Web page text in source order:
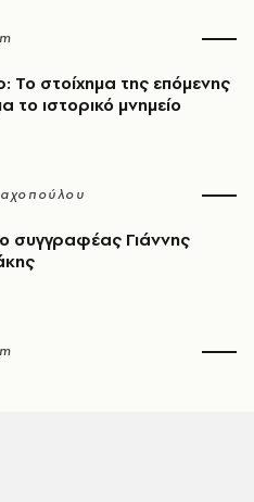
Το στοίχημα της επόμενης
το ιστορικό μνημείο
συγγραφέας Γιάννης